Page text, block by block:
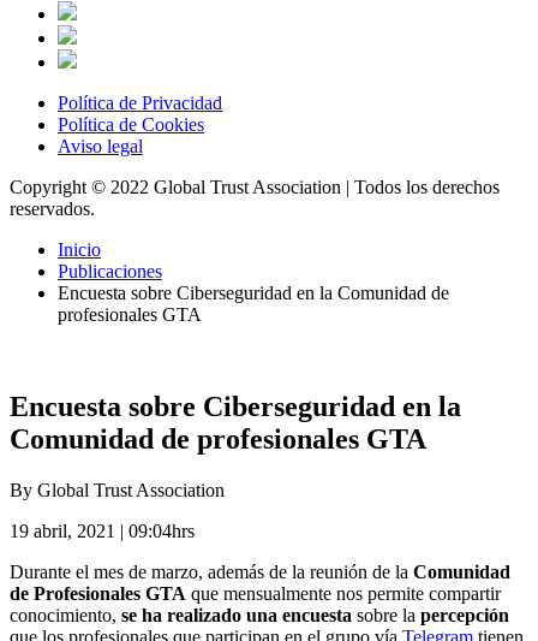
Política de Privacidad
Política de Cookies
Aviso legal
Copyright © 2022 Global Trust Association | Todos los derechos
reservados.
Inicio
Publicaciones
Encuesta sobre Ciberseguridad en la Comunidad de
profesionales GTA
Encuesta sobre Ciberseguridad en la
Comunidad de profesionales GTA
By Global Trust Association
19 abril, 2021 | 09:04hrs
Durante el mes de marzo, además de la reunión de la Comunidad
de Profesionales GTA que mensualmente nos permite compartir
conocimiento, se ha realizado una encuesta sobre la percepción
que los profesionales que participan en el grupo vía Telegram tienen